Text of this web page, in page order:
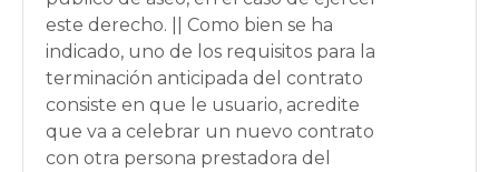
este derecho. || Como bien se ha
indicado, uno de los requisitos para la
terminación anticipada del contrato
consiste en que le usuario, acredite
que va a celebrar un nuevo contrato
con otra persona prestadora del